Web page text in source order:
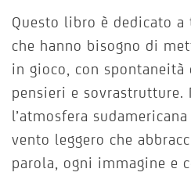
Questo libro è dedicato
che hanno bisogno di
in gioco, con spontaneità
pensieri e sovrastrutture.
l’atmosfera
vento leggero che
parola, ogni immagine e